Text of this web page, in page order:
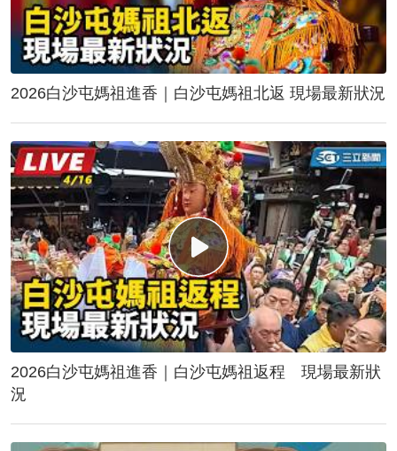
2026白沙屯媽祖進香｜白沙屯媽祖北返 現場最新狀況
2026白沙屯媽祖進香｜白沙屯媽祖返程 現場最新狀
況